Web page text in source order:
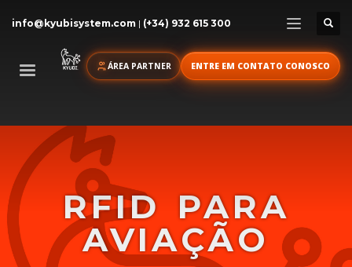
info@kyubisystem.com | (+34) 932 615 300
ÁREA PARTNER ENTRE EM CONTATO CONOSCO
RFID PARA
AVIAÇÃO